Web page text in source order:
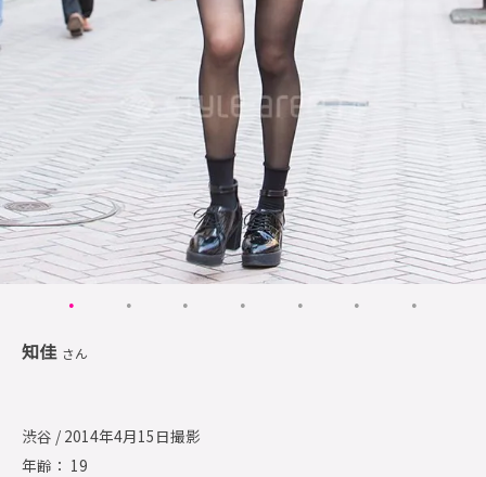
知佳 さん
渋谷 / 2014年4月15日撮影
年齢： 19